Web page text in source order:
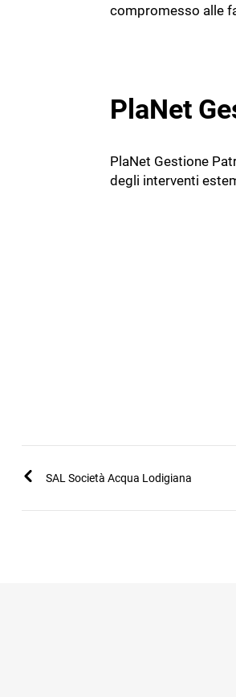
compromesso alle
PlaNet
PlaNet Gestione
degli interventi
SAL Società Acqua Lodigiana